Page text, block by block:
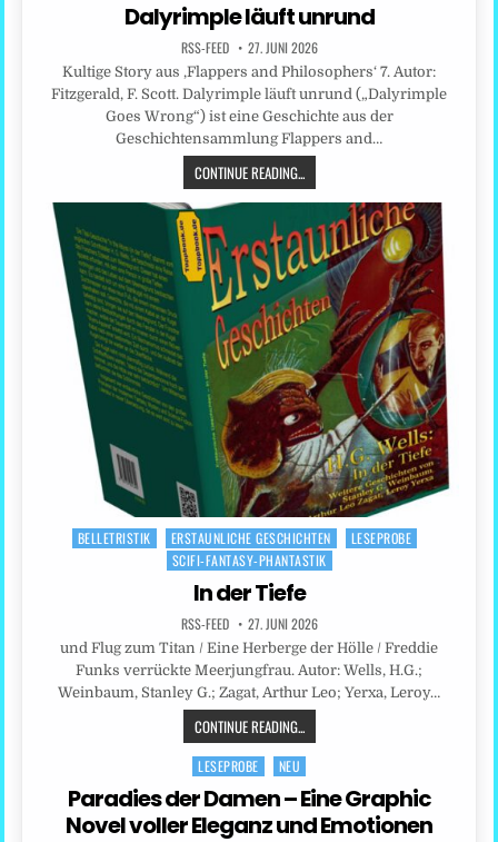
Dalyrimple läuft unrund
RSS-FEED 27. JUNI 2026
Kultige Story aus ‚Flappers and Philosophers‘ 7. Autor:
Fitzgerald, F. Scott. Dalyrimple läuft unrund („Dalyrimple
Goes Wrong“) ist eine Geschichte aus der
Geschichtensammlung Flappers and…
CONTINUE READING...
Posted
BELLETRISTIK ERSTAUNLICHE GESCHICHTEN
LESEPROBE
SCIFI-FANTASY-PHANTASTIK
In der Tiefe
RSS-FEED 27. JUNI 2026
und Flug zum Titan / Eine Herberge der Hölle / Freddie
Funks verrückte Meerjungfrau. Autor: Wells, H.G.;
Weinbaum, Stanley G.; Zagat, Arthur Leo; Yerxa, Leroy…
CONTINUE READING...
Posted
in
LESEPROBE NEU
Paradies der Damen – Eine Graphic
Novel voller Eleganz und Emotionen